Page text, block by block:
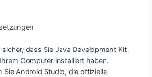
sicher, dass Sie Java Development Kit
Computer installiert haben.
Sie Android Studio, die offizielle